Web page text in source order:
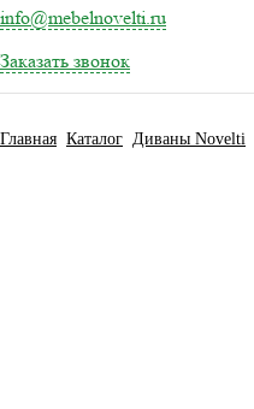
info@mebelnovelti.ru
Заказать звонок
Главная Каталог Диваны Novelti